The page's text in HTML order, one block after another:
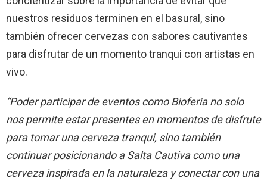
nuestros residuos terminen en el basural, sino
también ofrecer cervezas con sabores cautivantes
para disfrutar de un momento tranqui con artistas en
vivo.
“Poder participar de eventos como Bioferia no solo
nos permite estar presentes en momentos de disfrute
para tomar una cerveza tranqui, sino también
continuar posicionando a Salta Cautiva como una
cerveza inspirada en la naturaleza y conectar con una